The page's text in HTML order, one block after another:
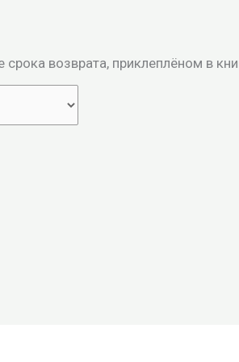
возврата, приклеплёном в